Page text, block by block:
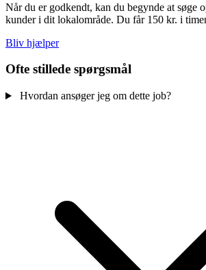
Når du er godkendt, kan du begynde at søge
kunder i dit lokalområde. Du får 150 kr. i
Bliv hjælper
Ofte stillede spørgsmål
Hvordan ansøger jeg om dette job?